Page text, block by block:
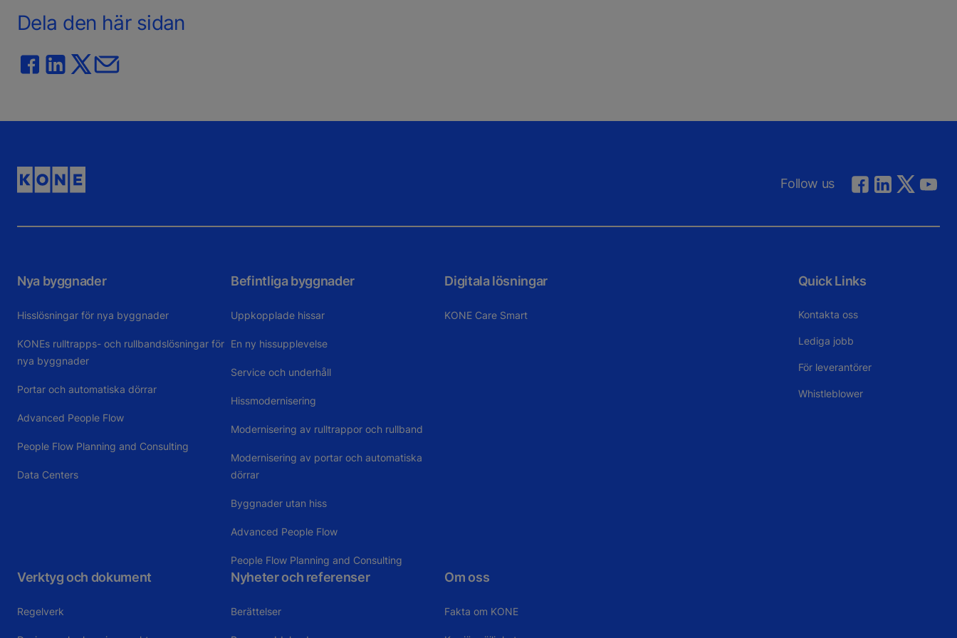
Dela den här sidan
Follow us
Nya byggnader
Hisslösningar för nya byggnader
KONEs rulltrapps- och rullbandslösningar för
nya byggnader
Portar och automatiska dörrar
Advanced People Flow
People Flow Planning and Consulting
Data Centers
Befintliga byggnader
Uppkopplade hissar
En ny hissupplevelse
Service och underhåll
Hissmodernisering
Modernisering av rulltrappor och rullband
Modernisering av portar och automatiska
dörrar
Byggnader utan hiss
Advanced People Flow
People Flow Planning and Consulting
Digitala lösningar
KONE Care Smart
Verktyg och dokument
Regelverk
Nyheter och referenser
Berättelser
Om oss
Fakta om KONE
Quick Links
Kontakta oss
Lediga jobb
För leverantörer
Whistleblower